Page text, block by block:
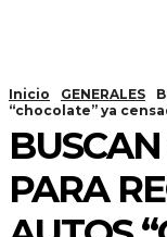
Inicio GENERALES
“chocolate” ya
PARA